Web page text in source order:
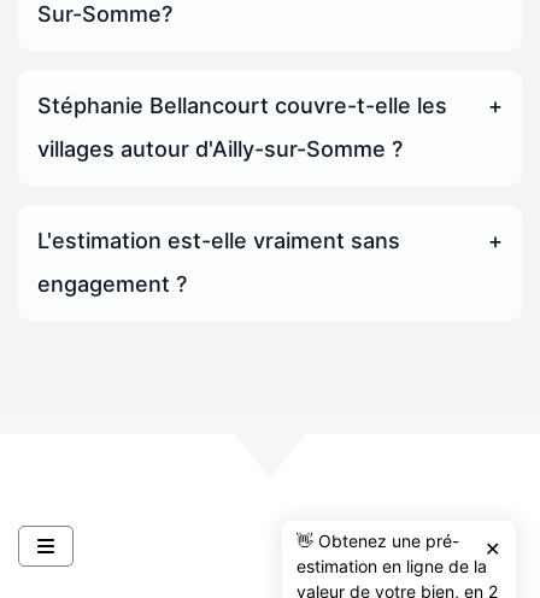
Sur-Somme?
Stéphanie Bellancourt couvre-t-elle les
villages autour d'Ailly-sur-Somme ?
L'estimation est-elle vraiment sans
engagement ?
👋 Obtenez une pré-
estimation en ligne de la
valeur de votre bien, en 2
✕